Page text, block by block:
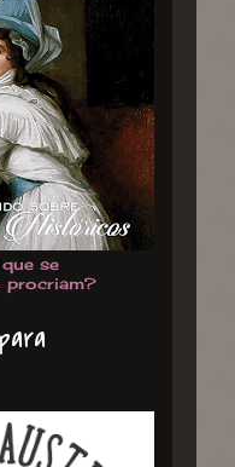
se
procriam?